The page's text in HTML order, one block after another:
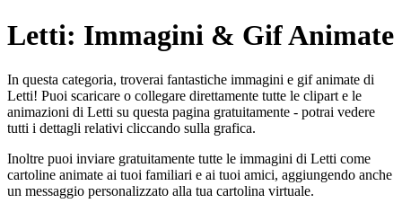
Letti: Immagini & Gif Animate
In questa categoria, troverai fantastiche immagini e gif animate di
Letti! Puoi scaricare o collegare direttamente tutte le clipart e le
animazioni di Letti su questa pagina gratuitamente - potrai vedere
tutti i dettagli relativi cliccando sulla grafica.
Inoltre puoi inviare gratuitamente tutte le immagini di Letti come
cartoline animate ai tuoi familiari e ai tuoi amici, aggiungendo anche
un messaggio personalizzato alla tua cartolina virtuale.